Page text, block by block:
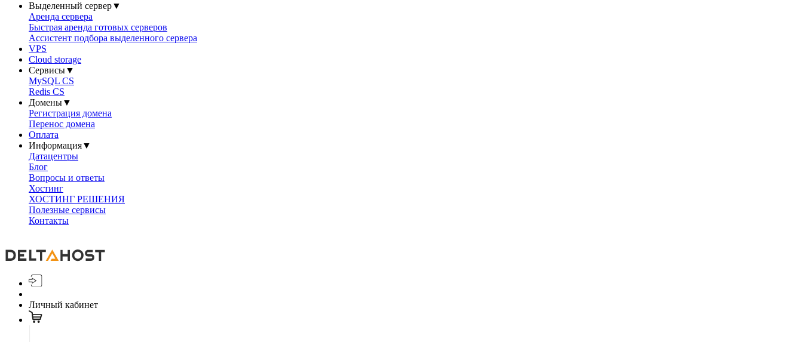
Выделенный сервер▼
Аренда сервера
Быстрая аренда готовых серверов
Ассистент подбора выделенного сервера
VPS
Cloud storage
Сервисы▼
MySQL CS
Redis CS
Домены▼
Регистрация домена
Перенос домена
Оплата
Информация▼
Датацентры
Блог
Вопросы и ответы
Хостинг
ХОСТИНГ РЕШЕНИЯ
Полезные сервисы
Контакты
Личный кабинет